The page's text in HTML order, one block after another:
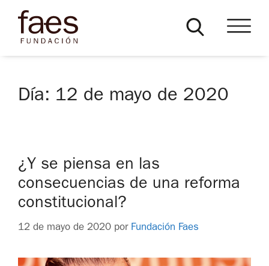
Día: 12 de mayo de 2020
¿Y se piensa en las
consecuencias de una reforma
constitucional?
12 de mayo de 2020 por Fundación Faes